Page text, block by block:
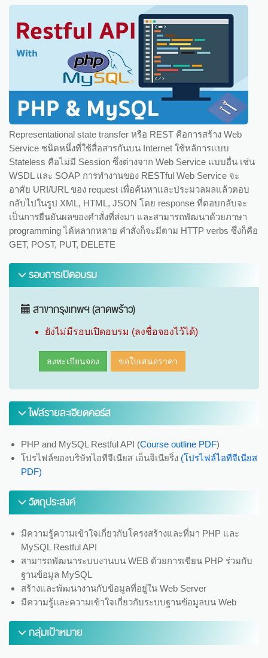
Representational state transfer หรือ REST คือการสร้าง Web
Service ชนิดหนึ่งที่ใช้สื่อสารกันบน Internet ใช้หลัการแบบ
Stateless คือไม่มี Session ซึ่งต่างจาก Web Service แบบอื่น เช่น
WSDL และ SOAP การทำงานของ RESTful Web Service จะ
อาศัย URI/URL ของ request เพื่อค้นหาและประมวลผลแล้วตอบ
กลับไปในรูป XML, HTML, JSON โดย response ที่ตอบกลับจะ
เป็นการยืนยันผลของคำสั่งที่ส่งมา และสามารถพัฒนาด้วยภาษา
programming ได้หลากหลาย คำสั่งก็จะมีตาม HTTP verbs ซึ่งก็คือ
GET, POST, PUT, DELETE
รอบการเปิดอบรม
สาขากรุงเทพฯ (ลาดพร้าว)
ยังไม่มีรอบเปิดอบรม (ลงชื่อจองไว้ได้)
ลงทะเบียนจอง ขอใบเสนอราคา
ไฟล์รายละเอียดคอร์ส
PHP and MySQL Restful API (Course outline PDF)
โปรไฟล์ของบริษัทไอทีจีเนียส เอ็นจิเนียริ่ง (โปรไฟล์ไอทีจีเนียส
PDF)
วัตถุประสงค์
มีความรู้ความเข้าใจเกี่ยวกับโครงสร้างและที่มา PHP และ
MySQL Restful API
สามารถพัฒนาระบบงานบน WEB ด้วยการเขียน PHP ร่วมกับ
ฐานข้อมูล MySQL
สร้างและพัฒนางานกับข้อมูลที่อยู่ใน Web Server
มีความรู้และความเข้าใจเกี่ยวกับระบบฐานข้อมูลบน Web
กลุ่มเป้าหมาย